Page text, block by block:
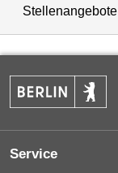
Stellenangebote
Service